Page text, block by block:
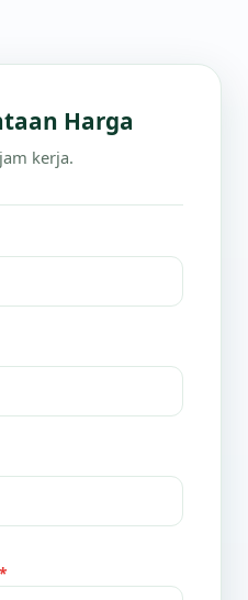
Harga
kerja.
*